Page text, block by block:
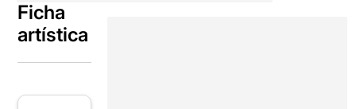
Ficha
artística